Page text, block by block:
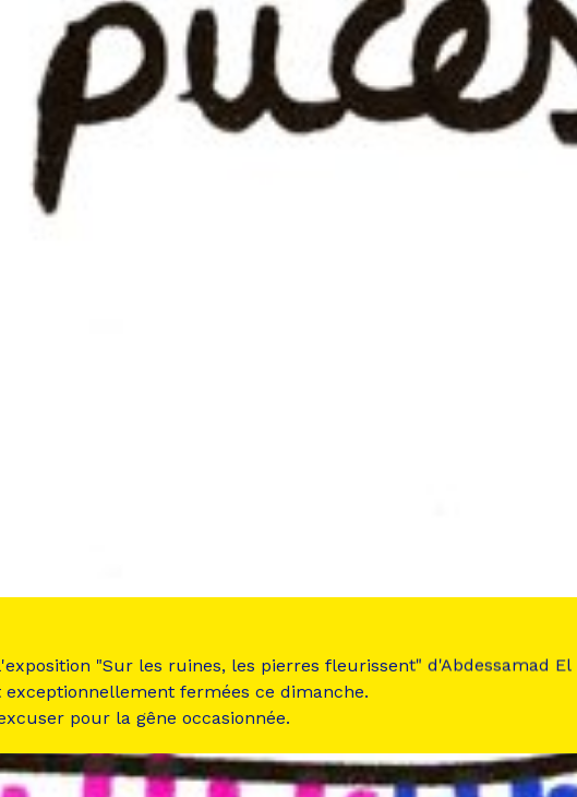
"Sur les ruines, les pierres fleurissent" d'Abdessamad El
exceptionnellement fermées ce dimanche.
pour la gêne occasionnée.